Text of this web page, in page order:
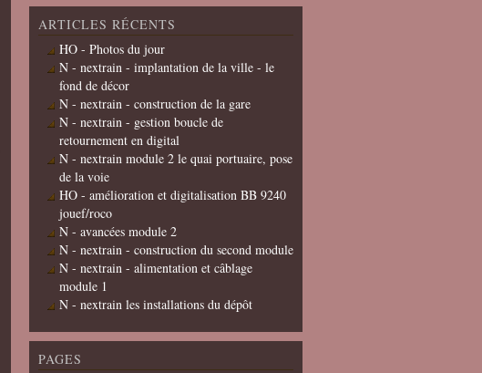
ARTICLES RÉCENTS
HO - Photos du jour
N - nextrain - implantation de la ville - le
fond de décor
N - nextrain - construction de la gare
N - nextrain - gestion boucle de
retournement en digital
N - nextrain module 2 le quai portuaire, pose
de la voie
HO - amélioration et digitalisation BB 9240
jouef/roco
N - avancées module 2
N - nextrain - construction du second module
N - nextrain - alimentation et câblage
module 1
N - nextrain les installations du dépôt
PAGES